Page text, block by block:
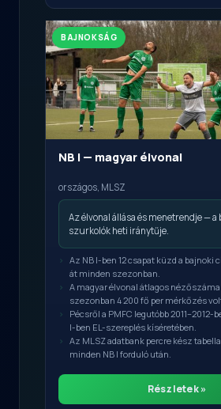
BAJNOKSÁG
NB I — magyar élvonal
országos, MLSZ
Az élvonal állása és menetrendje — a
szurkolók heti iránytűje.
Az NB I-ben 12 csapat küzd a bajnoki
át minden szezonban.
A magyar élvonal átlagos
szezonban 4 200 fő per mérkőzés
Pécsről a PMFC legutóbb 2011–2012-
I-ben EL-szereplés kíséretében.
Az MLSZ adatbank percre kész
minden NB I forduló után.
Részletek »